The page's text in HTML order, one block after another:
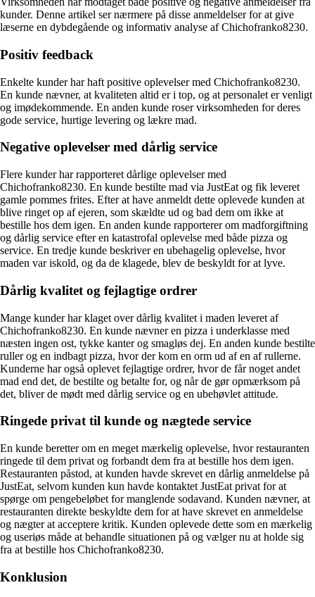
kunder. Denne artikel ser nærmere på disse anmeldelser for at give
læserne en dybdegående og informativ analyse af Chichofranko8230.
Positiv feedback
Enkelte kunder har haft positive oplevelser med Chichofranko8230.
En kunde nævner, at kvaliteten altid er i top, og at personalet er venligt
og imødekommende. En anden kunde roser virksomheden for deres
gode service, hurtige levering og lækre mad.
Negative oplevelser med dårlig service
Flere kunder har rapporteret dårlige oplevelser med
Chichofranko8230. En kunde bestilte mad via JustEat og fik leveret
gamle pommes frites. Efter at have anmeldt dette oplevede kunden at
blive ringet op af ejeren, som skældte ud og bad dem om ikke at
bestille hos dem igen. En anden kunde rapporterer om madforgiftning
og dårlig service efter en katastrofal oplevelse med både pizza og
service. En tredje kunde beskriver en ubehagelig oplevelse, hvor
maden var iskold, og da de klagede, blev de beskyldt for at lyve.
Dårlig kvalitet og fejlagtige ordrer
Mange kunder har klaget over dårlig kvalitet i maden leveret af
Chichofranko8230. En kunde nævner en pizza i underklasse med
næsten ingen ost, tykke kanter og smagløs dej. En anden kunde bestilte
ruller og en indbagt pizza, hvor der kom en orm ud af en af rullerne.
Kunderne har også oplevet fejlagtige ordrer, hvor de får noget andet
mad end det, de bestilte og betalte for, og når de gør opmærksom på
det, bliver de mødt med dårlig service og en ubehøvlet attitude.
Ringede privat til kunde og nægtede service
En kunde beretter om en meget mærkelig oplevelse, hvor restauranten
ringede til dem privat og forbandt dem fra at bestille hos dem igen.
Restauranten påstod, at kunden havde skrevet en dårlig anmeldelse på
JustEat, selvom kunden kun havde kontaktet JustEat privat for at
spørge om pengebeløbet for manglende sodavand. Kunden nævner, at
restauranten direkte beskyldte dem for at have skrevet en anmeldelse
og nægter at acceptere kritik. Kunden oplevede dette som en mærkelig
og useriøs måde at behandle situationen på og vælger nu at holde sig
fra at bestille hos Chichofranko8230.
Konklusion